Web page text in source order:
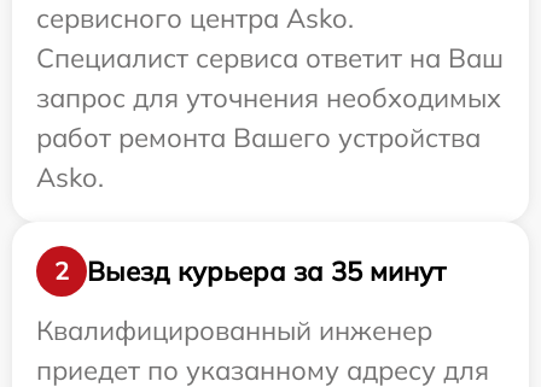
сервисного центра Asko.
Специалист сервиса ответит на Ваш
запрос для уточнения необходимых
работ ремонта Вашего устройства
Asko.
2
Выезд курьера за 35 минут
Квалифицированный инженер
приедет по указанному адресу для